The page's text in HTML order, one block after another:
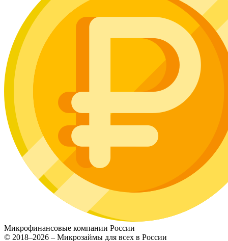
Микрофинансовые компании России
© 2018–2026 – Микрозаймы для всех в России